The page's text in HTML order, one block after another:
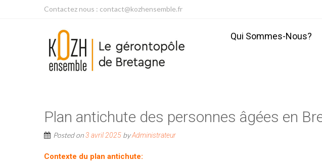
Contactez nous : contact@kozhensemble.fr
Qui Sommes-Nous?
Plan antichute des personnes âgées en
Posted on3 avril 2025 byAdministrateur
Contexte du plan antichute: